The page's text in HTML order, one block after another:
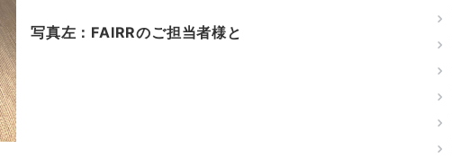
写真左：FAIRRのご担当者様と